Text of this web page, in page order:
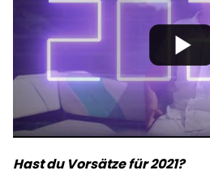
Hast du Vorsätze für 2021?